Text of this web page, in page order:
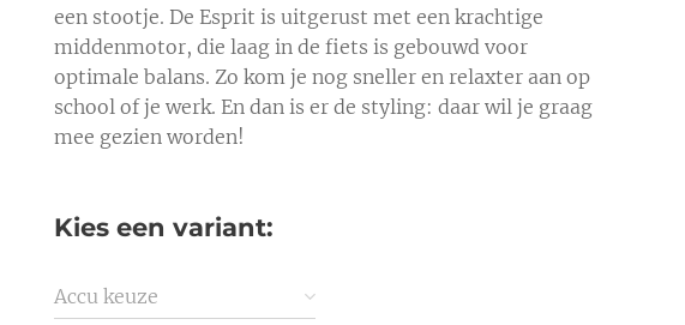
een stootje. De Esprit is uitgerust met een krachtige
middenmotor, die laag in de fiets is gebouwd voor
optimale balans. Zo kom je nog sneller en relaxter aan op
school of je werk. En dan is er de styling: daar wil je graag
mee gezien worden!
Kies een variant:
Accu keuze